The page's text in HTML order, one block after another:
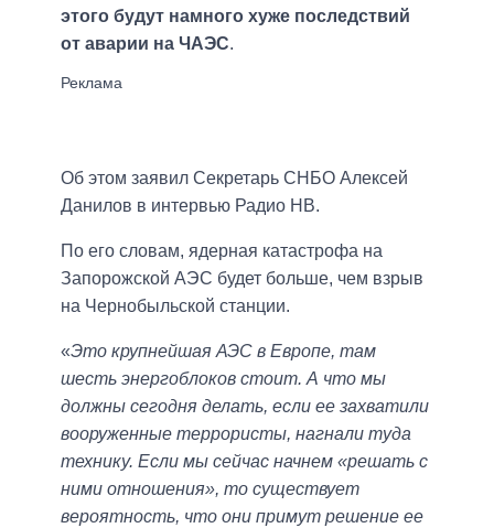
этого будут намного хуже последствий
от аварии на ЧАЭС.
Об этом заявил Секретарь СНБО Алексей
Данилов в интервью Радио НВ.
По его словам, ядерная катастрофа на
Запорожской АЭС будет больше, чем взрыв
на Чернобыльской станции.
«Это крупнейшая АЭС в Европе, там
шесть энергоблоков стоит. А что мы
должны сегодня делать, если ее захватили
вооруженные террористы, нагнали туда
технику. Если мы сейчас начнем «решать с
ними отношения», то существует
вероятность, что они примут решение ее